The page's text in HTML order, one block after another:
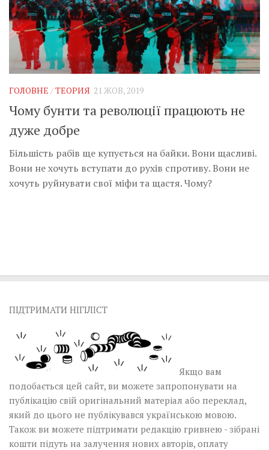
Belles lettres
Агітатор
Музика революції
Inter/antinational
ГОЛОВНЕ /ТЕОРИЯ 21 ЖОВ, 2019
Чому бунти та революції працюють не
дуже добре
Більшість рабів ще купується на байки. Вони щасливі.
Вони не хочуть вступати до рухів спротиву. Вони не
хочуть руйнувати свої міфи та щастя. Чому?
ПІДТРИМАТИ НІГІЛІСТ
Якщо вам
подобається цей сайт, ви можете запропонувати на
публікацію свій оригінальний матеріал або переклад,
який до цього не публікувався українською мовою.
Також ви можете підтримати редакцію гривнею - зібрані
кошти підуть на залучення нових авторів, оплату